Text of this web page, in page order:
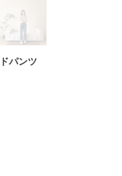
パンツ